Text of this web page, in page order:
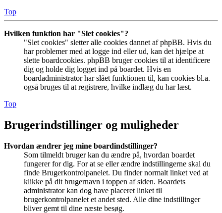
Top
Hvilken funktion har "Slet cookies"?
"Slet cookies" sletter alle cookies dannet af phpBB. Hvis du
har problemer med at logge ind eller ud, kan det hjælpe at
slette boardcookies. phpBB bruger cookies til at identificere
dig og holde dig logget ind på boardet. Hvis en
boardadministrator har slået funktionen til, kan cookies bl.a.
også bruges til at registrere, hvilke indlæg du har læst.
Top
Brugerindstillinger og muligheder
Hvordan ændrer jeg mine boardindstillinger?
Som tilmeldt bruger kan du ændre på, hvordan boardet
fungerer for dig. For at se eller ændre indstillingerne skal du
finde Brugerkontrolpanelet. Du finder normalt linket ved at
klikke på dit brugernavn i toppen af siden. Boardets
administrator kan dog have placeret linket til
brugerkontrolpanelet et andet sted. Alle dine indstillinger
bliver gemt til dine næste besøg.